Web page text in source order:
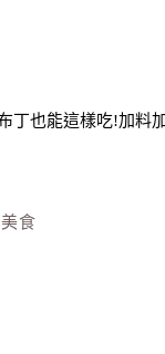
丁也能這樣吃!加料
食